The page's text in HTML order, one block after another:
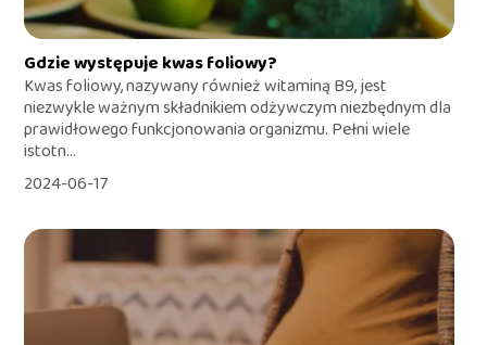
Gdzie występuje kwas foliowy?
Kwas foliowy, nazywany również witaminą B9, jest
niezwykle ważnym składnikiem odżywczym niezbędnym dla
prawidłowego funkcjonowania organizmu. Pełni wiele
istotn...
2024-06-17